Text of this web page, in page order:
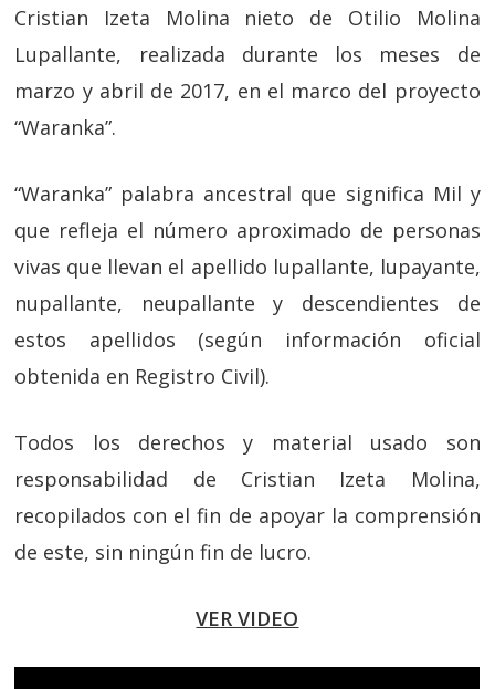
Cristian Izeta Molina nieto de Otilio Molina
Lupallante, realizada durante los meses de
marzo y abril de 2017, en el marco del proyecto
“Waranka”.
“Waranka” palabra ancestral que significa Mil y
que refleja el número aproximado de personas
vivas que llevan el apellido lupallante, lupayante,
nupallante, neupallante y descendientes de
estos apellidos (según información oficial
obtenida en Registro Civil).
Todos los derechos y material usado son
responsabilidad de Cristian Izeta Molina,
recopilados con el fin de apoyar la comprensión
de este, sin ningún fin de lucro.
VER VIDEO